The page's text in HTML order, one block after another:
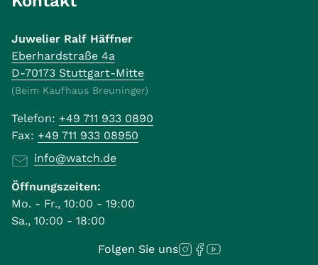
Juwelier Ralf Häffner
Eberhardstraße 4a
D-70173 Stuttgart-Mitte
(Beim Kaufhaus Breuninger)
Telefon: +49 711 933 0890
Fax: +49 711 933 08950
info@watch.de
Öffnungszeiten:
Mo. - Fr., 10:00 - 19:00
Sa., 10:00 - 18:00
Folgen Sie uns